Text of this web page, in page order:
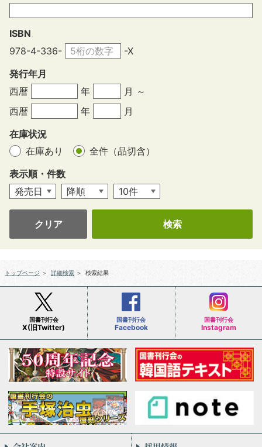
ISBN
978-4-336-
-X
発行年月
西暦
年
月 ～
西暦
年
月
在庫状況
在庫あり
全件（品切含）
表示順・件数
クリア
トップページ ＞ 詳細検索 ＞ 検索結果
国書刊行会
X(旧Twitter)
国書刊行会
Facebook
国書刊行会
Instagram
会社案内